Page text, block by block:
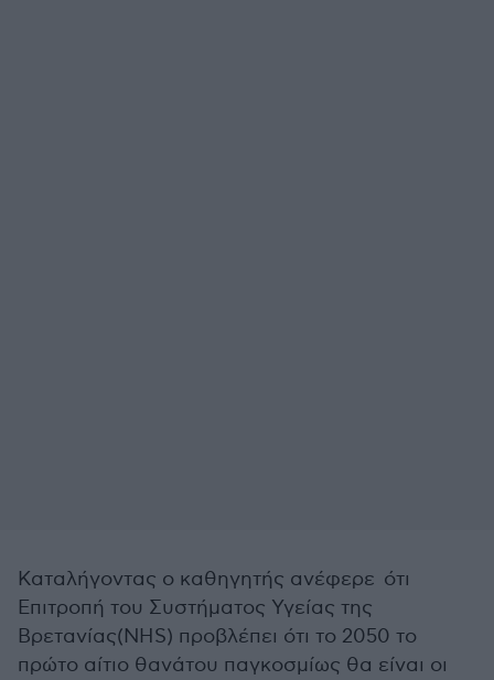
Καταλήγοντας ο καθηγητής ανέφερε ότι
Επιτροπή του Συστήματος Υγείας της
Βρετανίας(NHS) προβλέπει ότι το 2050 το
πρώτο αίτιο θανάτου παγκοσμίως θα είναι οι